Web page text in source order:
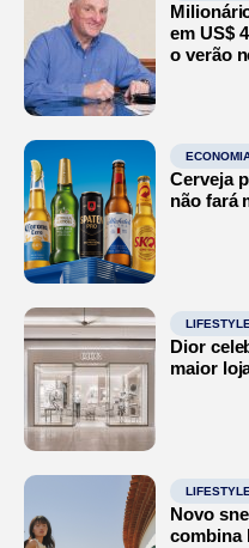
em US$
o verão
Cerveja
não fará
Dior
maior
Novo
combina